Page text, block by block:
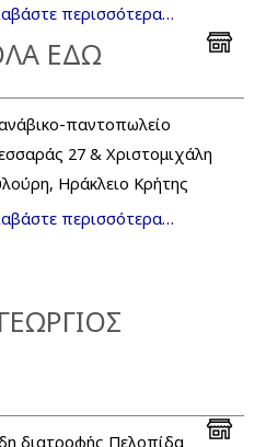
περισσότερα…
ΕΔΩ
παντοπωλείο
27 & Χριστομιχάλη
Ηράκλειο Κρήτης
περισσότερα…
διατροφής Πελοπίδα